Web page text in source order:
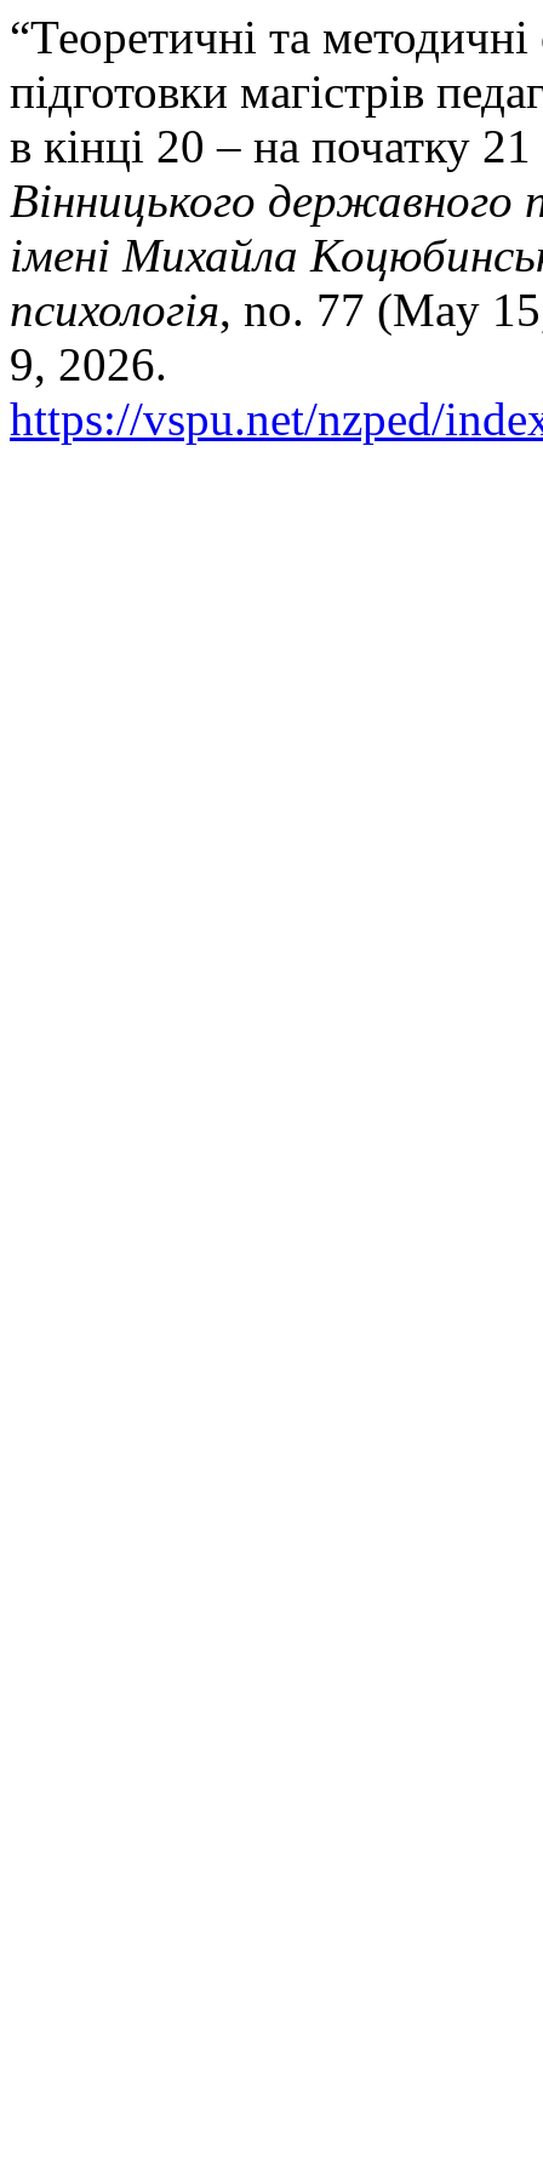
“Теоретичні та
підготовки магістрів
в кінці 20 – на початку 21
Вінницького державного
імені Михайла
психологія, no. 77 (May
9, 2026.
https://vspu.net/nzped/